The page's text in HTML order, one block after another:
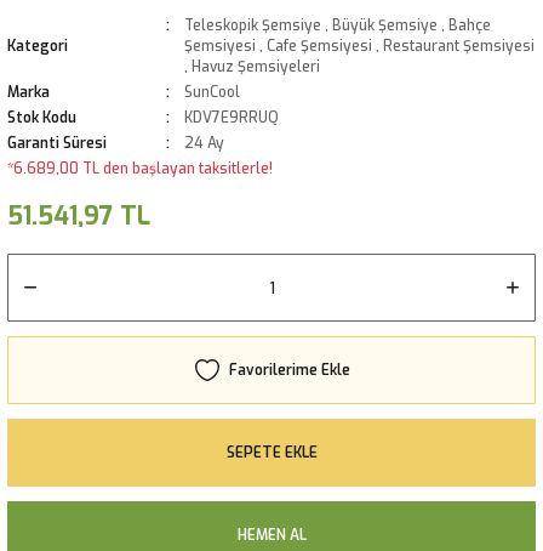
Kategori
Teleskopik Şemsiye , Büyük Şemsiye , Bahçe
Şemsiyesi , Cafe Şemsiyesi , Restaurant Şemsiyesi
, Havuz Şemsiyeleri
Marka
SunCool
Stok Kodu
KDV7E9RRUQ
Garanti Süresi
24 Ay
*6.689,00 TL den başlayan taksitlerle!
51.541,97 TL
SEPETE EKLE
HEMEN AL